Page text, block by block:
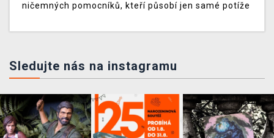
ničemných pomocníků, kteří působí jen samé potíže
Sledujte nás na instagramu